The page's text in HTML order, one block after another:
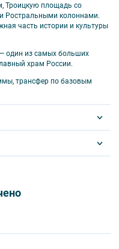
Петергоф —
экскурсия
Троицкую площадь со
Ростральными колоннами.
часть истории и культуры
один из самых больших
храм России.
трансфер по базовым
почти 40 километров
частные усадьбы
сады и парки вдоль
из главных
— летняя резиденция
вокзалом, могут оставить